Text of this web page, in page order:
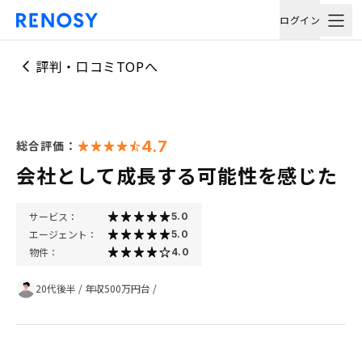
ログイン
評判・口コミTOPへ
総合評価： 4.7
会社として成長する可能性を感じた
サービス： 5.0
エージェント： 5.0
物件： 4.0
20代後半 / 年収500万円台 /